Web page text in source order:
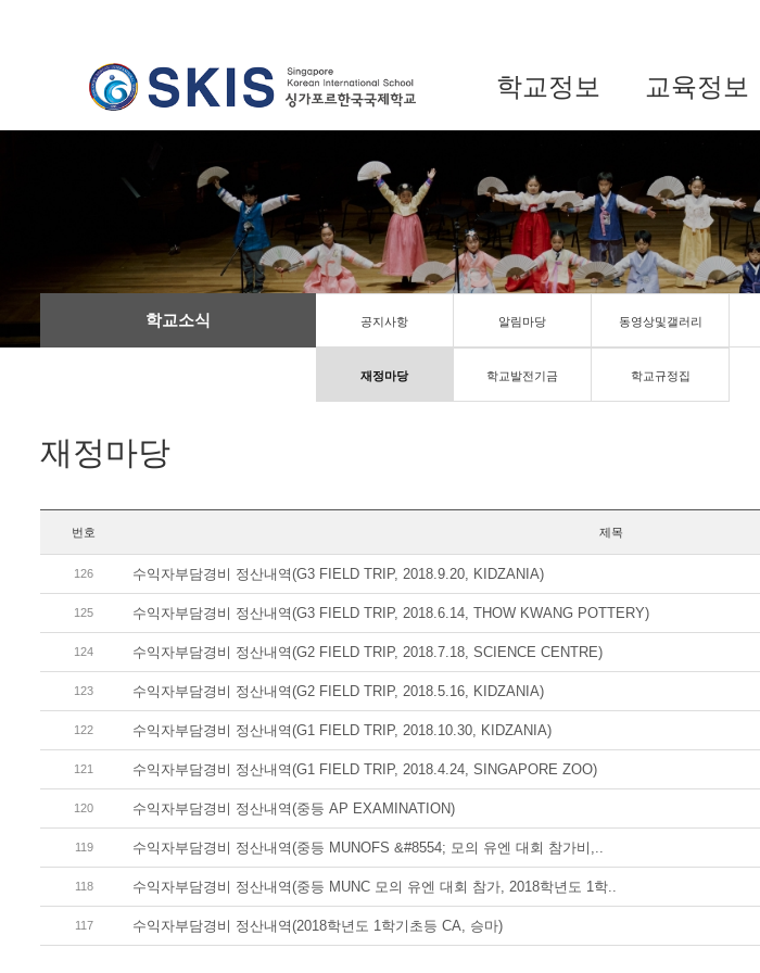
학교정보 교육정보
학교소식 공지사항 알림마당 동영상및갤러리
재정마당 학교발전기금 학교규정집
재정마당
번호 제목
126 수익자부담경비 정산내역(G3 FIELD TRIP, 2018.9.20, KIDZANIA)
125 수익자부담경비 정산내역(G3 FIELD TRIP, 2018.6.14, THOW KWANG POTTERY)
124 수익자부담경비 정산내역(G2 FIELD TRIP, 2018.7.18, SCIENCE CENTRE)
123 수익자부담경비 정산내역(G2 FIELD TRIP, 2018.5.16, KIDZANIA)
122 수익자부담경비 정산내역(G1 FIELD TRIP, 2018.10.30, KIDZANIA)
121 수익자부담경비 정산내역(G1 FIELD TRIP, 2018.4.24, SINGAPORE ZOO)
120 수익자부담경비 정산내역(중등 AP EXAMINATION)
119 수익자부담경비 정산내역(중등 MUNOFS &#8554; 모의 유엔 대회 참가비,..
118 수익자부담경비 정산내역(중등 MUNC 모의 유엔 대회 참가, 2018학년도 1학..
117 수익자부담경비 정산내역(2018학년도 1학기초등 CA, 승마)